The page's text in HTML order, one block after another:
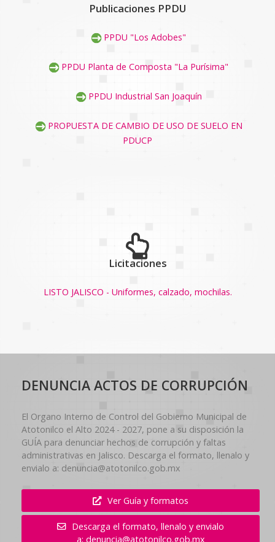
Publicaciones PPDU
PPDU "Los Adobes"
PPDU Planta de Composta "La Purísima"
PPDU Industrial San Joaquín
PROPUESTA DE CAMBIO DE USO DE SUELO EN
PDUCP
Licitaciones
LISTO JALISCO - Uniformes, calzado, mochilas.
DENUNCIA ACTOS DE CORRUPCIÓN
El Organo Interno de Control del Gobierno Municipal de
Atotonilco el Alto 2024 - 2027, pone a su disposición la
GUÍA para denunciar hechos de corrupción y faltas
administrativas en Jalisco. Descarga el formato, llenalo y
envialo a: denuncia@atotonilco.gob.mx
Ver Guía y formatos
Descarga el formato, llenalo y envialo
a: denuncia@atotonilco.gob.mx